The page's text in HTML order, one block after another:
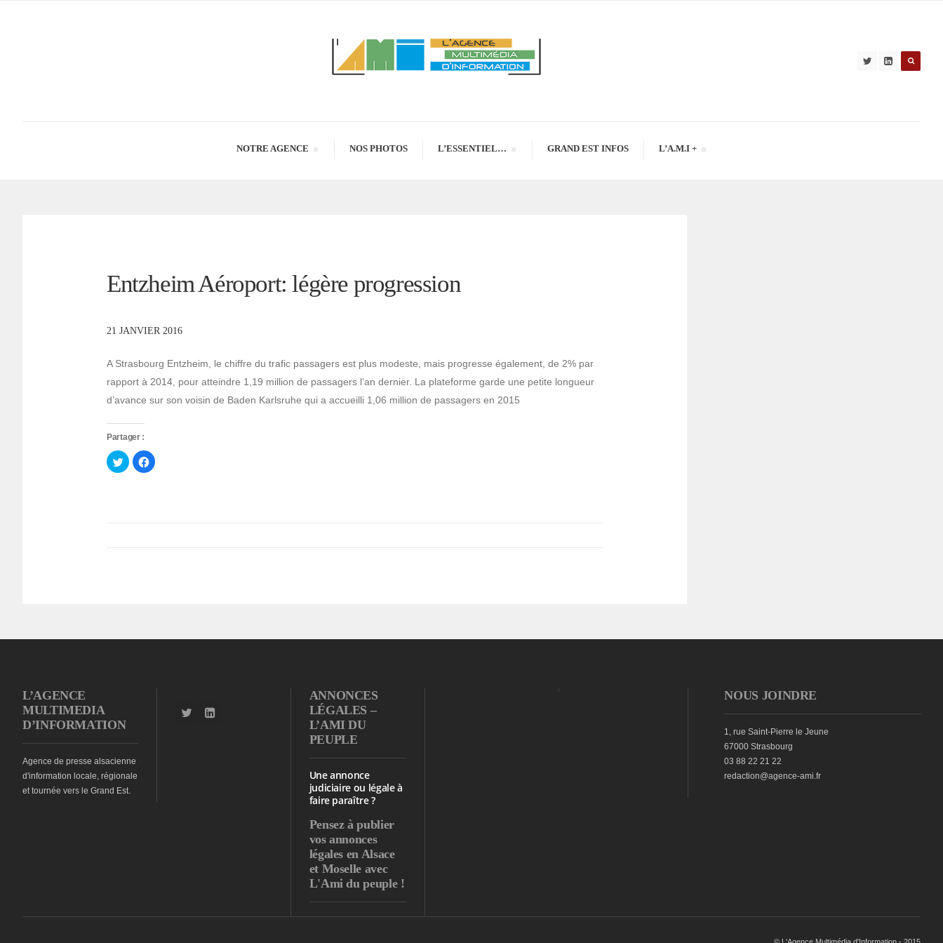
NOTRE AGENCE NOS PHOTOS L’ESSENTIEL… GRAND EST INFOS L’A.M.I +
Entzheim Aéroport: légère progression
21 JANVIER 2016
A Strasbourg Entzheim, le chiffre du trafic passagers est plus modeste, mais progresse également, de 2% par
rapport à 2014, pour atteindre 1,19 million de passagers l’an dernier. La plateforme garde une petite longueur
d’avance sur son voisin de Baden Karlsruhe qui a accueilli 1,06 million de passagers en 2015
Partager :
Cliquez
pour
partager
Cliquez
pour
L’AGENCE
MULTIMEDIA
D’INFORMATION
Agence de presse alsacienne
d'information locale, régionale
et tournée vers le Grand Est.
ANNONCES
LÉGALES –
L’AMI DU
PEUPLE
Une annonce
judiciaire ou légale à
faire paraître ?
Pensez à publier
vos annonces
légales en Alsace
et Moselle avec
L'Ami du peuple !
NOUS JOINDRE
1, rue Saint-Pierre le Jeune
67000 Strasbourg
03 88 22 21 22
redaction@agence-ami.fr